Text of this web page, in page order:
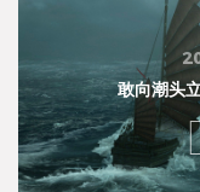
敢向潮头